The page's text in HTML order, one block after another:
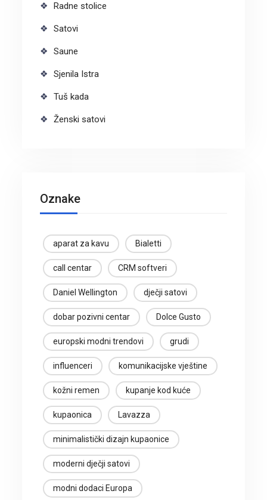
Radne stolice
Satovi
Saune
Sjenila Istra
Tuš kada
Ženski satovi
Oznake
aparat za kavu Bialetti
call centar CRM softveri
Daniel Wellington dječji satovi
dobar pozivni centar Dolce Gusto
europski modni trendovi grudi
influenceri komunikacijske vještine
kožni remen kupanje kod kuće
kupaonica Lavazza
minimalistički dizajn kupaonice
moderni dječji satovi
modni dodaci Europa